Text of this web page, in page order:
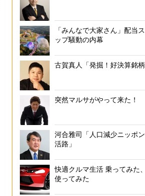
「みんなで大家さん」配当
ップ騒動の内幕
古賀真人「発掘！好決算銘柄
突然マルサがやって来た！
河合雅司「人口減少ニッポ
活路」
快適クルマ生活 乗ってみた、
使ってみた